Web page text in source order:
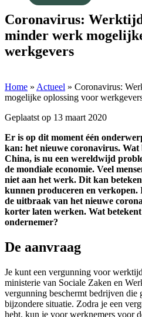
Coronavirus:
minder werk
werkgevers
Home » Actueel » Coronavirus:
mogelijke oplossing voor
Geplaatst op 13 maart 2020
Er is op dit moment één
kan: het nieuwe coronavirus. Wat
China, is nu een wereldwijd
de mondiale economie. Veel
niet aan het werk. Dit kan
kunnen produceren en verkopen.
de uitbraak van het nieuwe
korter laten werken. Wat
ondernemer?
De aanvraag
Je kunt een vergunning voor
ministerie van Sociale Zaken en
vergunning beschermt bedrijven die
bijzondere situatie. Zodra je een
hebt, kun je voor werknemers voor